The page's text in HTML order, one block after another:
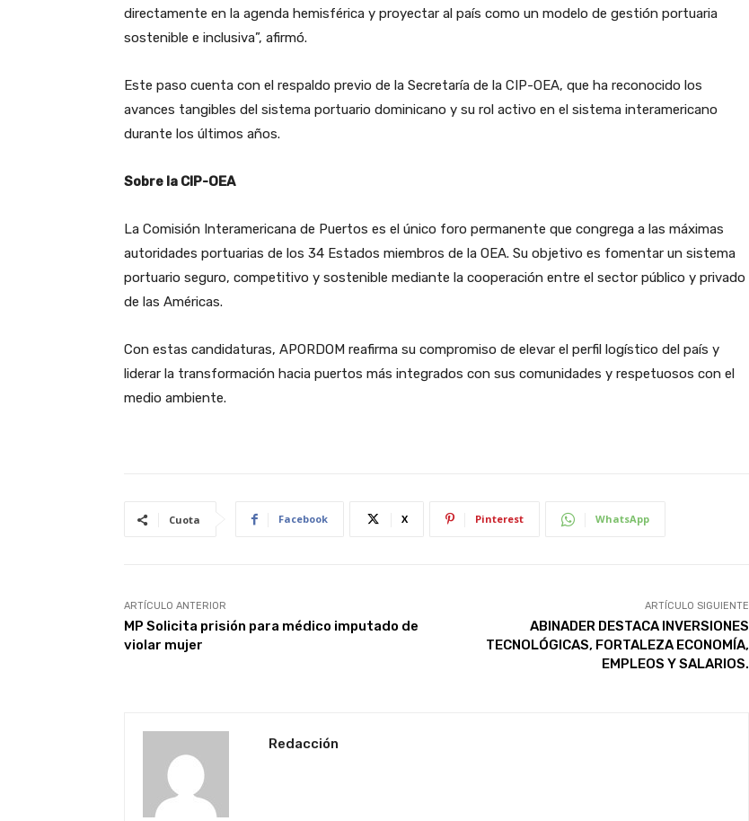
directamente en la agenda hemisférica y proyectar al país como un modelo de gestión portuaria
sostenible e inclusiva”, afirmó.
Este paso cuenta con el respaldo previo de la Secretaría de la CIP-OEA, que ha reconocido los
avances tangibles del sistema portuario dominicano y su rol activo en el sistema interamericano
durante los últimos años.
Sobre la CIP-OEA
La Comisión Interamericana de Puertos es el único foro permanente que congrega a las máximas
autoridades portuarias de los 34 Estados miembros de la OEA. Su objetivo es fomentar un sistema
portuario seguro, competitivo y sostenible mediante la cooperación entre el sector público y privado
de las Américas.
Con estas candidaturas, APORDOM reafirma su compromiso de elevar el perfil logístico del país y
liderar la transformación hacia puertos más integrados con sus comunidades y respetuosos con el
medio ambiente.
Cuota Facebook X Pinterest WhatsApp
ARTÍCULO ANTERIOR
MP Solicita prisión para médico imputado de
violar mujer
ARTÍCULO SIGUIENTE
ABINADER DESTACA INVERSIONES
TECNOLÓGICAS, FORTALEZA ECONOMÍA,
EMPLEOS Y SALARIOS.
Redacción